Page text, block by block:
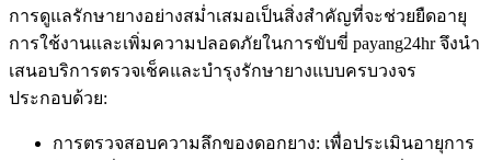
การดูแลรักษายางอย่างสม่ำเสมอเป็นสิ่งสำคัญที่จะช่วยยืดอายุ
การใช้งานและเพิ่มความปลอดภัยในการขับขี่ payang24hr จึงนำ
เสนอบริการตรวจเช็คและบำรุงรักษายางแบบครบวงจร
ประกอบด้วย:
การตรวจสอบความลึกของดอกยาง: เพื่อประเมินอายุการ